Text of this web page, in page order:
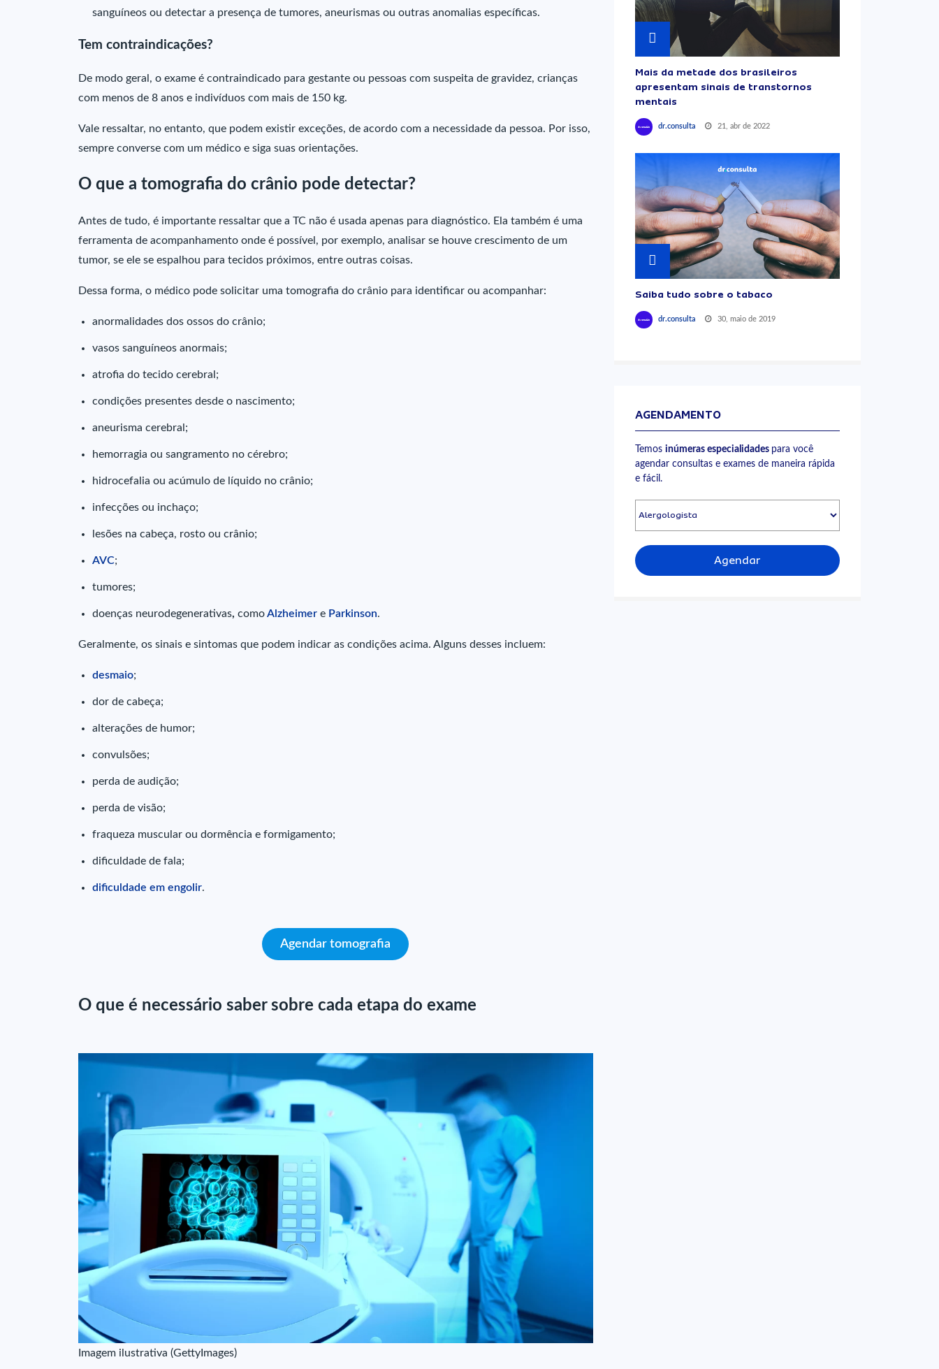
sanguíneos ou detectar a presença de tumores, aneurismas ou outras anomalias específicas.
Tem contraindicações?
De modo geral, o exame é contraindicado para gestante ou pessoas com suspeita de gravidez, crianças
com menos de 8 anos e indivíduos com mais de 150 kg.
Vale ressaltar, no entanto, que podem existir exceções, de acordo com a necessidade da pessoa. Por isso,
sempre converse com um médico e siga suas orientações.
O que a tomografia do crânio pode detectar?
Antes de tudo, é importante ressaltar que a TC não é usada apenas para diagnóstico. Ela também é uma
ferramenta de acompanhamento onde é possível, por exemplo, analisar se houve crescimento de um
tumor, se ele se espalhou para tecidos próximos, entre outras coisas.
Dessa forma, o médico pode solicitar uma tomografia do crânio para identificar ou acompanhar:
anormalidades dos ossos do crânio;
vasos sanguíneos anormais;
atrofia do tecido cerebral;
condições presentes desde o nascimento;
aneurisma cerebral;
hemorragia ou sangramento no cérebro;
hidrocefalia ou acúmulo de líquido no crânio;
infecções ou inchaço;
lesões na cabeça, rosto ou crânio;
AVC;
tumores;
doenças neurodegenerativas, comoAlzheimer e Parkinson.
Geralmente, os sinais e sintomas que podem indicar as condições acima. Alguns desses incluem:
desmaio;
dor de cabeça;
alterações de humor;
convulsões;
perda de audição;
perda de visão;
fraqueza muscular ou dormência e formigamento;
dificuldade de fala;
dificuldade em engolir.
Agendar tomografia
O que é necessário saber sobre cada etapa do exame
Imagem ilustrativa (GettyImages)
Mais da metade dos brasileiros
apresentam sinais de transtornos
mentais
dr.consulta 21, abr de 2022
Saiba tudo sobre o tabaco
dr.consulta 30, maio de 2019
AGENDAMENTO
Temos inúmeras especialidades para você
agendar consultas e exames de maneira rápida
e fácil.
Agendar